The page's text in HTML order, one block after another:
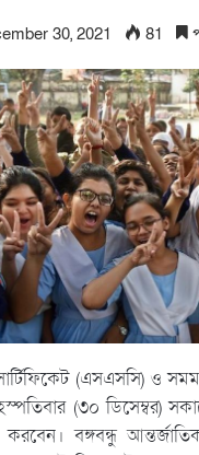
30, 2021 81
(এসএসসি) ও
(৩০ ডিসেম্বর)
বঙ্গবন্ধু